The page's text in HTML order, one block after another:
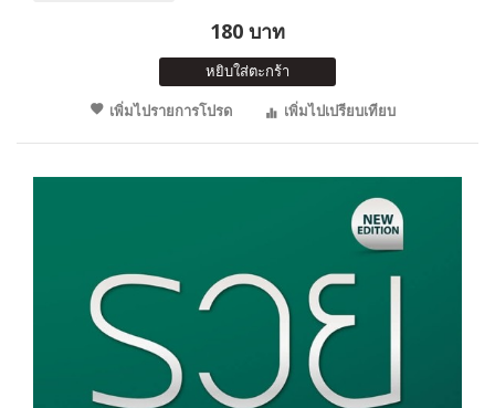
180 บาท
หยิบใส่ตะกร้า
เพิ่มไปรายการโปรด
เพิ่มไปเปรียบเทียบ